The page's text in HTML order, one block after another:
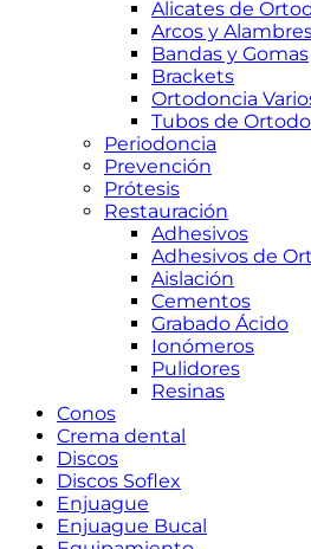
Alicates de
Arcos y
Bandas y Gomas
Brackets
Ortodoncia
Tubos de
Periodoncia
Prevención
Prótesis
Restauración
Adhesivos
Adhesivos de
Aislación
Cementos
Grabado Ácido
Ionómeros
Pulidores
Resinas
Conos
Crema dental
Discos
Discos Soflex
Enjuague
Enjuague Bucal